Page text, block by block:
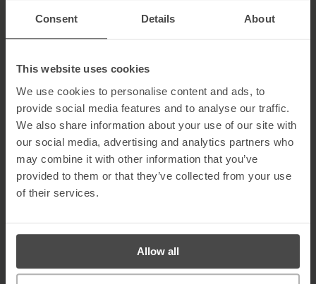
Consent Details About
This website uses cookies
We use cookies to personalise content and ads, to
provide social media features and to analyse our traffic.
We also share information about your use of our site with
our social media, advertising and analytics partners who
may combine it with other information that you’ve
provided to them or that they’ve collected from your use
of their services.
Allow all
demuestra nuestro compromiso de ofrecer una solución de
amenazas en constante cambio. Estar nominados en nueve
categorías es testimonio del duro trabajo de nuestro talentoso
equipo y refleja nuestra sólida experiencia en el sector.»
Los ganadores de los premios Computing Security Awards son
decididos por los lectores de la revista Computing Security
Magazine y los usuarios finales.
La votación se cerraráel19de noviembrey los ganadores se
anunciarán en la ceremonia de entrega de los Premios de
Para depositar su voto a favor de MetaCompliance,visite.